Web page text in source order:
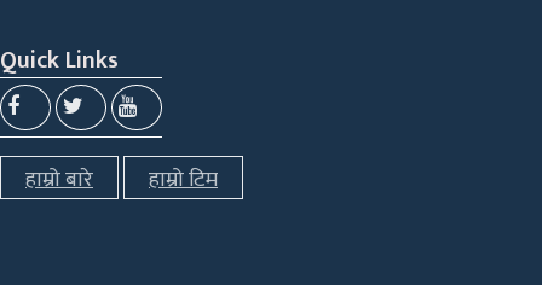
Quick Links
हाम्रो बारे हाम्रो टिम